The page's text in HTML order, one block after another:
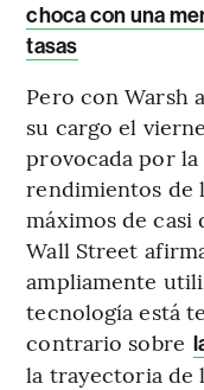
choca con una
tasas
Pero con Warsh
su cargo el
provocada por
rendimientos de
máximos de casi
Wall Street
ampliamente
tecnología está
contrario sobre
la trayectoria de